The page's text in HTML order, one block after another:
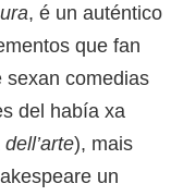
, é un auténtico
que fan
sexan comedias
del había xa
), mais
un